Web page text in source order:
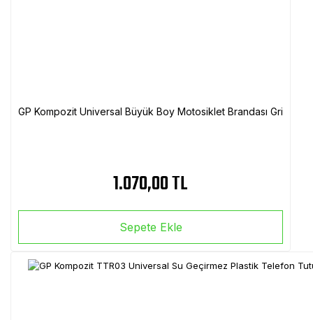
GP Kompozit Universal Büyük Boy Motosiklet Brandası Gri
1.070,00 TL
Sepete Ekle